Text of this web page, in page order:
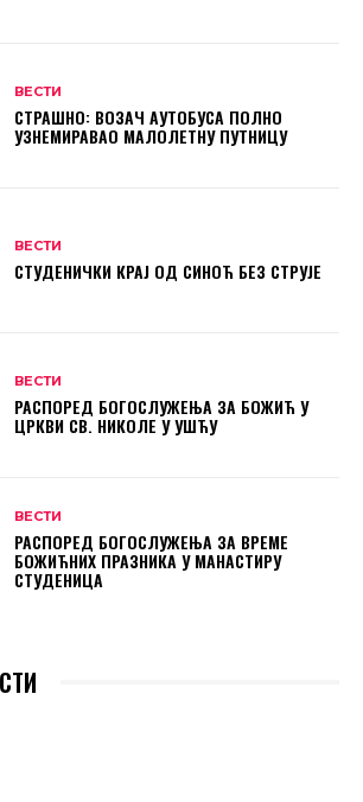
ВЕСТИ
СТРАШНО: ВОЗАЧ АУТОБУСА ПОЛНО
УЗНЕМИРАВАО МАЛОЛЕТНУ ПУТНИЦУ
ВЕСТИ
СТУДЕНИЧКИ КРАЈ ОД СИНОЋ БЕЗ СТРУЈЕ
ВЕСТИ
РАСПОРЕД БОГОСЛУЖЕЊА ЗА БОЖИЋ У
ЦРКВИ СВ. НИКОЛЕ У УШЋУ
ВЕСТИ
РАСПОРЕД БОГОСЛУЖЕЊА ЗА ВРЕМЕ
БОЖИЋНИХ ПРАЗНИКА У МАНАСТИРУ
СТУДЕНИЦА